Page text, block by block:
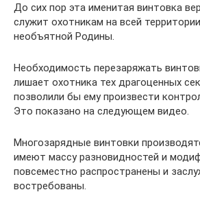
До сих пор эта именитая винтовка
служит охотникам на всей
необъятной Родины.
Необходимость перезаряжать
лишает охотника тех драгоценных
позволили бы ему произвести
Это показано на следующем видео.
Многозарядные винтовки
имеют массу разновидностей и
повсеместно распространены и
востребованы.